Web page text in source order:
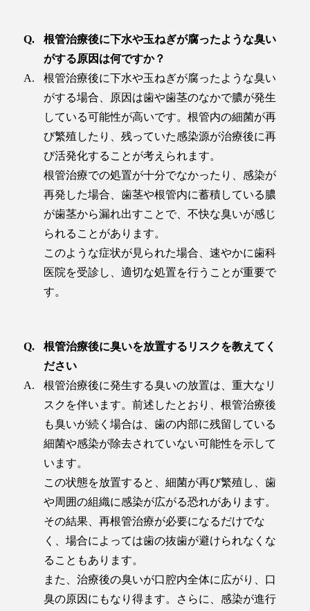
根管治療後に下水や玉ねぎが腐ったような臭い
がする原因は何ですか？
根管治療後に下水や玉ねぎが腐ったような臭い
がする場合、原因は歯や歯茎のなかで膿が発生
している可能性が高いです。根管内の細菌が再
び繁殖したり、残っていた感染源が治療後に再
び活発化することが考えられます。
根管治療での処置が十分でなかったり、感染が
再発した場合、歯茎や根管内に蓄積している膿
が歯茎から漏れ出すことで、不快な臭いが感じ
られることがあります。
このような症状が見られた場合、速やかに歯科
医院を受診し、適切な処置を行うことが重要で
す。
根管治療後に臭いを放置するリスクを教えてく
ださい
根管治療後に発生する臭いの放置は、重大なリ
スクを伴います。前述したとおり、根管治療後
も臭いが続く場合は、歯の内部に残留している
細菌や感染が除去されていない可能性を示して
います。
この状態を放置すると、細菌が再び繁殖し、歯
や周囲の組織に感染が広がる恐れがあります。
その結果、再根管治療が必要になるだけでな
く、場合によっては歯の抜歯が避けられなくな
ることもあります。
また、治療後の臭いが口腔内全体に広がり、口
臭の原因にもなり得ます。さらに、感染が進行